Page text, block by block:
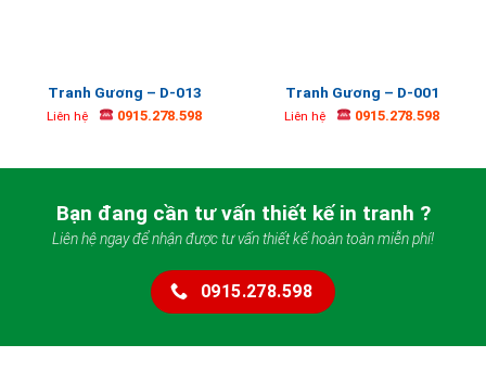
Tranh Gương – D-013
Liên hệ 0915.278.598
Tranh Gương – D-001
Liên hệ 0915.278.598
Bạn đang cần tư vấn thiết kế in tranh ?
Liên hệ ngay để nhận được tư vấn thiết kế hoàn toàn miễn phí!
0915.278.598